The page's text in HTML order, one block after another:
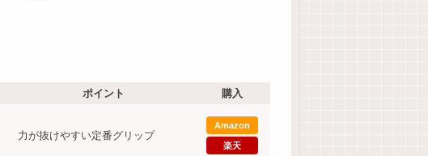
ポイント 購入
力が抜けやすい定番グリップ
Amazon
楽天